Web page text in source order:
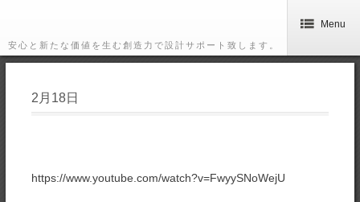
安心と新たな価値を生む創造力で設計サポート致します。
Menu
2月18日
https://www.youtube.com/watch?v=FwyySNoWejU